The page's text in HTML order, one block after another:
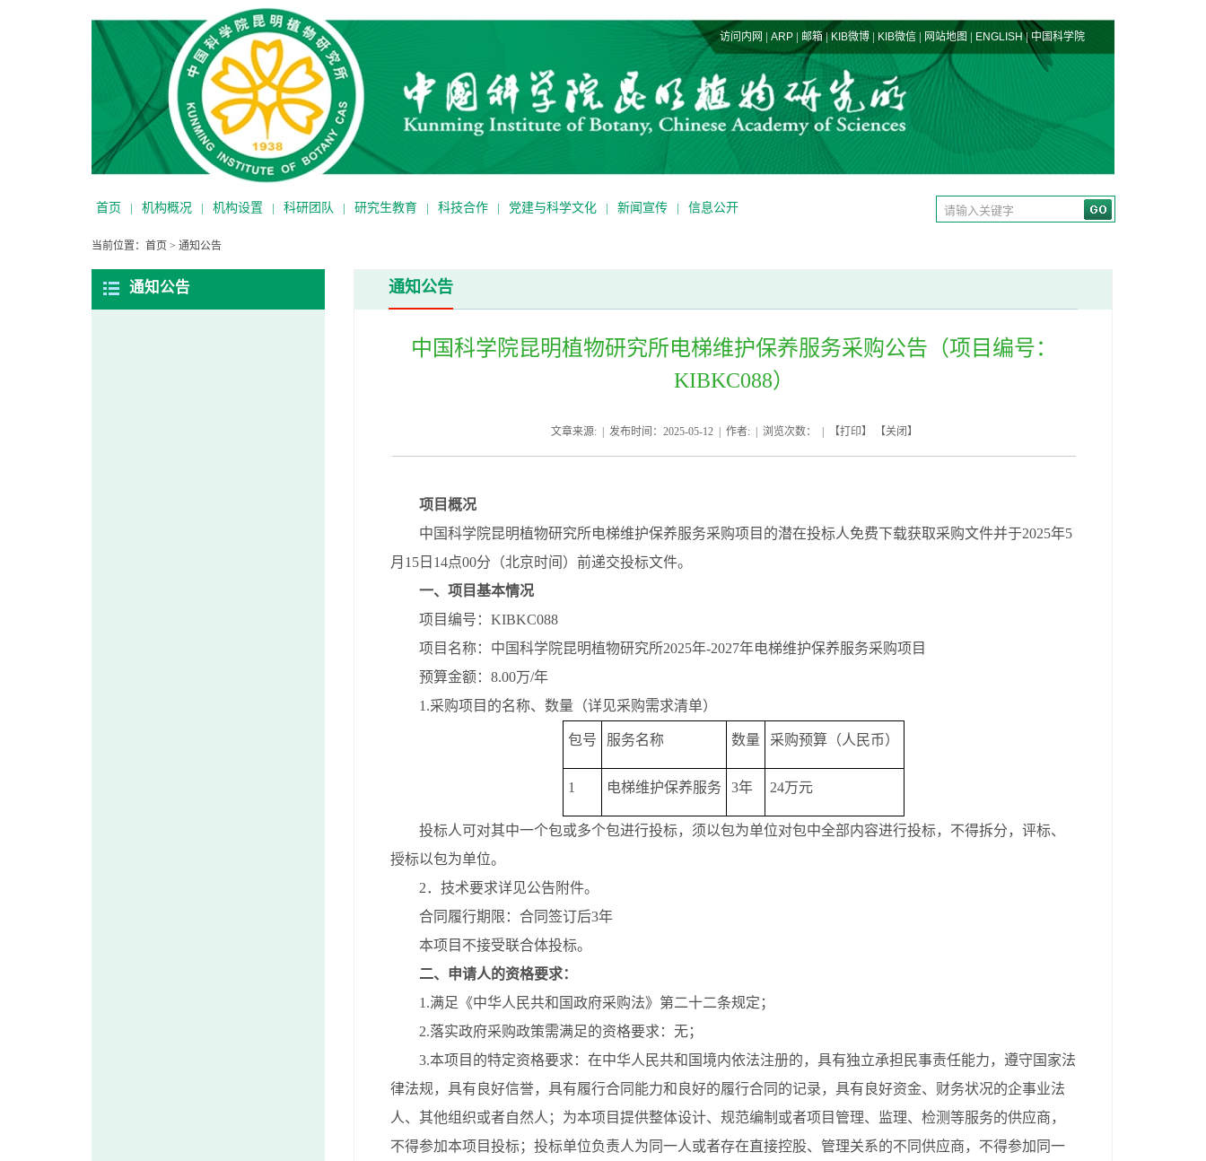
访问内网 | ARP | 邮箱|KIB微博 | KIB微信 | 网站地图 | ENGLISH| 中国科学院
首页 | 机构概况 | 机构设置 | 科研团队 | 研究生教育 | 科技合作 | 党建与科学文化 | 新闻宣传 | 信息公开
当前位置： 首页 > 通知公告
通知公告 通知公告
中国科学院昆明植物研究所电梯维护保养服务采购公告（项目编号：
KIBKC088）
文章来源: | 发布时间：2025-05-12 | 作者: | 浏览次数： | 【打印】 【关闭 】
项目概况
中国科学院昆明植物研究所电梯维护保养服务采购项目的潜在投标人免费下载获取采购文件并于2025年5
月 15 日 14点00分（北京时间）前递交投标文件。
一、项目基本情况
项目编号： KIBKC088
项目名称：中国科学院昆明植物研究所2025年-2027年电梯维护保养服务采购项目
预算金额： 8.00万/年
1.采购项目的名称、数量（详见采购需求清单）
包号 服务名称 数量 采购预算（人民币）
1 电梯维护保养服务 3年 24万元
投标人可对其中一个包或多个包进行投标，须以包为单位对包中全部内容进行投标，不得拆分，评标、
授标以包为单位。
2．技术要求详见公告附件。
合同履行期限：合同签订后3年
本项目不接受联合体投标。
二、申请人的资格要求：
1.满足《中华人民共和国政府采购法》第二十二条规定；
2.落实政府采购政策需满足的资格要求：无；
3.本项目的特定资格要求： 在中华人民共和国境内依法注册的，具有独立承担民事责任能力，遵守国家法
律法规，具有良好信誉，具有履行合同能力和良好的履行合同的记录，具有良好资金、财务状况的企事业法
人、其他组织或者自然人； 为本项目提供整体设计、规范编制或者项目管理、监理、检测等服务的供应商，
不得参加本项目投标； 投标单位负责人为同一人或者存在直接控股、管理关系的不同供应商，不得参加同一